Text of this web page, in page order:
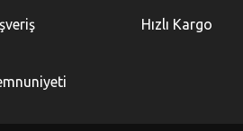
Hızlı Kargo